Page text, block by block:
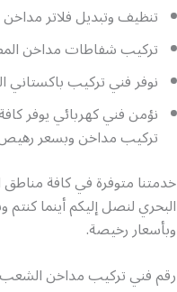
تنظيف وتبديل فلاتر
تركيب شفاطات مداخن
نوفر فني تركيب
نؤمن فني كهربائي يوفر
تركيب مداخن وبسعر
خدمتنا متوفرة في كافة
وبأسعار رخيصة.
رقم فني تركيب مداخن